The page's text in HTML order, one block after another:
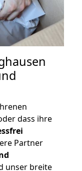
dass ihre
Partner
unser breite